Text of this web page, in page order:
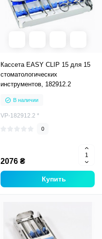
Кассета EASY CLIP 15 для 15
стоматологических
инструментов, 182912.2
В наличии
VP-182912.2 *
0
2076 ₴
Купить